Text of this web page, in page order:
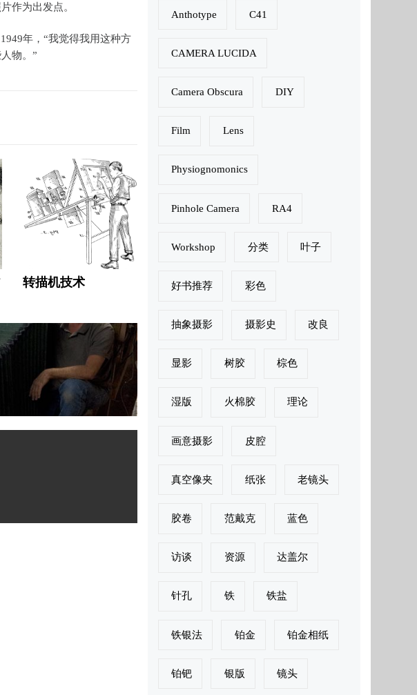
作为出发点。
年，“我觉得我用这种方
物。”
转描机技术
Anthotype C41
CAMERA LUCIDA
Camera Obscura DIY
Film Lens
Physiognomonics
Pinhole Camera RA4
Workshop 分类 叶子
好书推荐 彩色
抽象摄影 摄影史 改良
显影 树胶 棕色
湿版 火棉胶 理论
画意摄影 皮腔
真空像夹 纸张 老镜头
胶卷 范戴克 蓝色
访谈 资源 达盖尔
针孔 铁 铁盐
铁银法 铂金 铂金相纸
铂钯 银版 镜头